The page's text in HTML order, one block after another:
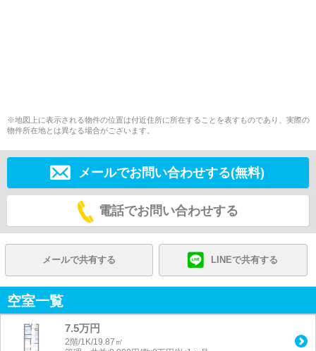
※地図上に表示される物件の位置は付近住所に所在することを表すものであり、実際の
物件所在地とは異なる場合がございます。
メールでお問い合わせする(無料)
電話でお問い合わせする
メールで共有する LINEで共有する
空室一覧
7.5万円
2階/1K/19.87㎡